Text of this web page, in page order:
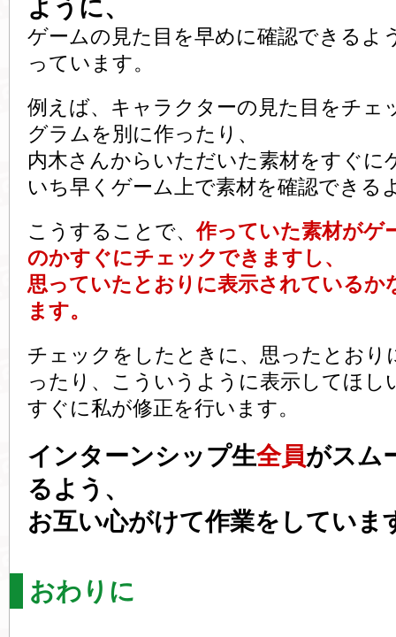
ように、
ゲームの見た目を早めに確認できるよ
っています。
例えば、キャラクターの見た目をチェ
グラムを別に作ったり、
内木さんからいただいた素材をすぐに
いち早くゲーム上で素材を確認できる
こうすることで、作っていた素材がゲ
のかすぐにチェックできますし、
思っていたとおりに表示されているか
ます。
チェックをしたときに、思ったとおり
ったり、こういうように表示してほし
すぐに私が修正を行います。
インターンシップ生全員がスム
るよう、
お互い心がけて作業をしていま
おわりに